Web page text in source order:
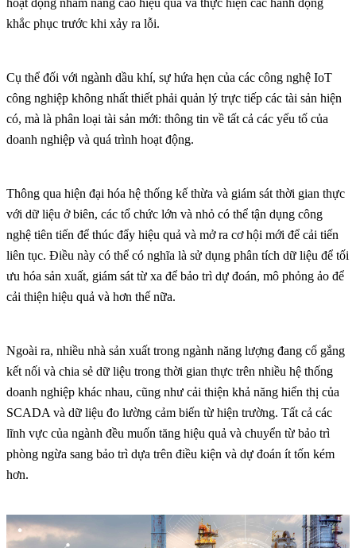
khắc phục trước khi xảy ra lỗi.
Cụ thể đối với ngành dầu khí, sự hứa hẹn của các công nghệ IoT
công nghiệp không nhất thiết phải quản lý trực tiếp các tài sản hiện
có, mà là phân loại tài sản mới: thông tin về tất cả các yếu tố của
doanh nghiệp và quá trình hoạt động.
Thông qua hiện đại hóa hệ thống kế thừa và giám sát thời gian thực
với dữ liệu ở biên, các tổ chức lớn và nhỏ có thể tận dụng công
nghệ tiên tiến để thúc đẩy hiệu quả và mở ra cơ hội mới để cải tiến
liên tục. Điều này có thể có nghĩa là sử dụng phân tích dữ liệu để tối
ưu hóa sản xuất, giám sát từ xa để bảo trì dự đoán, mô phỏng ảo để
cải thiện hiệu quả và hơn thế nữa.
Ngoài ra, nhiều nhà sản xuất trong ngành năng lượng đang cố gắng
kết nối và chia sẻ dữ liệu trong thời gian thực trên nhiều hệ thống
doanh nghiệp khác nhau, cũng như cải thiện khả năng hiển thị của
SCADA và dữ liệu đo lường cảm biến từ hiện trường. Tất cả các
lĩnh vực của ngành đều muốn tăng hiệu quả và chuyển từ bảo trì
phòng ngừa sang bảo trì dựa trên điều kiện và dự đoán ít tốn kém
hơn.